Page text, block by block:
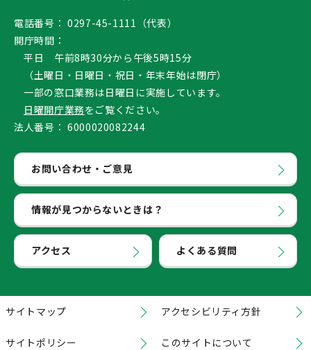
電話番号： 0297-45-1111（代表）
開庁時間：
平日 午前8時30分から午後5時15分
（土曜日・日曜日・祝日・年末年始は閉庁）
一部の窓口業務は日曜日に実施しています。
日曜開庁業務をご覧ください。
法人番号： 6000020082244
お問い合わせ・ご意見
情報が見つからないときは？
アクセス よくある質問
サイトマップ アクセシビリティ方針
サイトポリシー このサイトについて